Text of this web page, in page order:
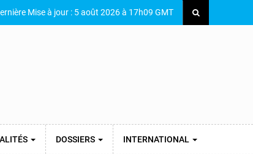
Mise à jour : 5 août 2026 à 17h09 GMT
DOSSIERS INTERNATIONAL